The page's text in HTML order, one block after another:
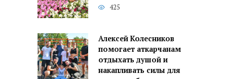
425
Алексей Колесников
помогает аткарчанам
отдыхать душой и
накапливать силы для